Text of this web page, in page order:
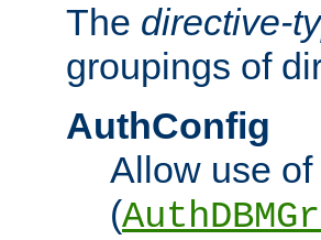
The directive-
groupings of
AuthConfig
Allow use
(